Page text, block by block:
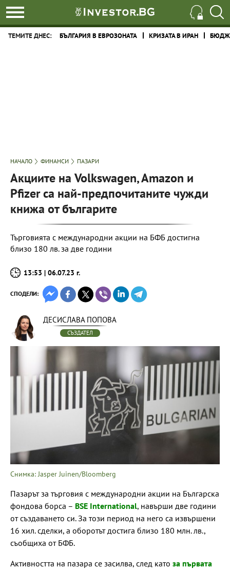
ТЕМИТЕ ДНЕС: БЪЛГАРИЯ В ЕВРОЗОНАТА КРИЗАТА В ИРАН
НАЧАЛО ФИНАНСИ ПАЗАРИ
Акциите на Volkswagen, Amazon и
Pfizer са най-предпочитаните чужди
книжа от българите
Търговията с международни акции на БФБ достигна
близо 180 лв. за две години
13:53 | 06.07.23 г.
СПОДЕЛИ:
ДЕСИСЛАВА ПОПОВА
СЪЗДАТЕЛ
Снимка: Jasper Juinen/Bloomberg
Пазарът за търговия с международни акции на Българска
фондова борса – BSE International, навърши две години
от създаването си. За този период на него са извършени
16 хил. сделки, а оборотът достига близо 180 млн. лв.,
съобщиха от БФБ.
Активността на пазара се засилва, след като за първата